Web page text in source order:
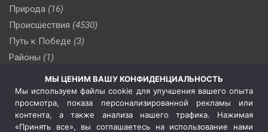
Природа (16)
Происшествия (4530)
Путь к Победе (3)
Районы (1)
(510)
Сельское хозяйство (3)
Социальная политика
(3)
Спецоперация в Украине
МЫ ЦЕНИМ ВАШУ КОНФИДЕНЦИАЛЬНОСТЬ
Мы используем файлы cookie для улучшения вашего опыта
просмотра, показа персонализированной рекламы или
контента, а также анализа нашего трафика. Нажимая
«Принять все», вы соглашаетесь на использование нами